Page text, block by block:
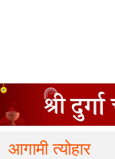
आगामी त्योहार